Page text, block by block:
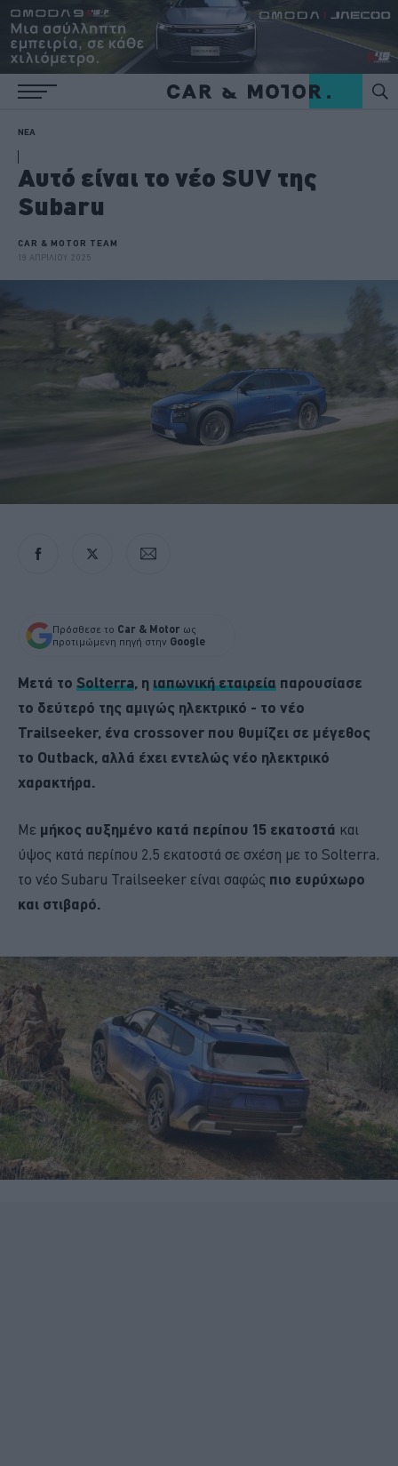
ΝΕΑ
Αυτό είναι το νέο SUV της
Subaru
CAR & MOTOR TEAM
19 ΑΠΡΙΛΙΟΥ 2025
Πρόσθεσε το Car & Motor ως
προτιμώμενη πηγή στην Google
Μετά το Solterra, η ιαπωνική εταιρεία παρουσίασε
το δεύτερό της αμιγώς ηλεκτρικό - το νέο
Trailseeker, ένα crossover που θυμίζει σε μέγεθος
το Outback, αλλά έχει εντελώς νέο ηλεκτρικό
χαρακτήρα.
Με μήκος αυξημένο κατά περίπου 15 εκατοστά και
ύψος κατά περίπου 2,5 εκατοστά σε σχέση με το Solterra,
το νέο Subaru Trailseeker είναι σαφώς πιο ευρύχωρο
και στιβαρό.